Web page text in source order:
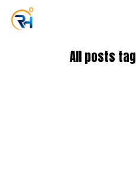
All posts